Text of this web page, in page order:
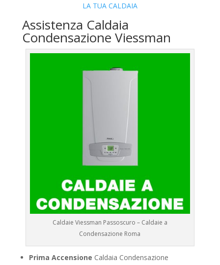
LA TUA CALDAIA
Assistenza Caldaia
Condensazione Viessman
Caldaie Viessman Passoscuro – Caldaie a
Condensazione Roma
Prima Accensione Caldaia Condensazione